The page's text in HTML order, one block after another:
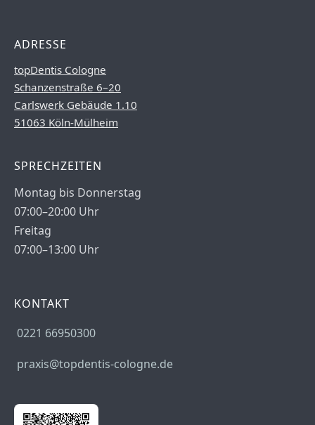
ADRESSE
topDentis Cologne
Schanzenstraße 6–20
Carlswerk Gebäude 1.10
51063 Köln-Mülheim
SPRECHZEITEN
Montag bis Donnerstag
07:00–20:00 Uhr
Freitag
07:00–13:00 Uhr
KONTAKT
0221 66950300
praxis@topdentis-cologne.de